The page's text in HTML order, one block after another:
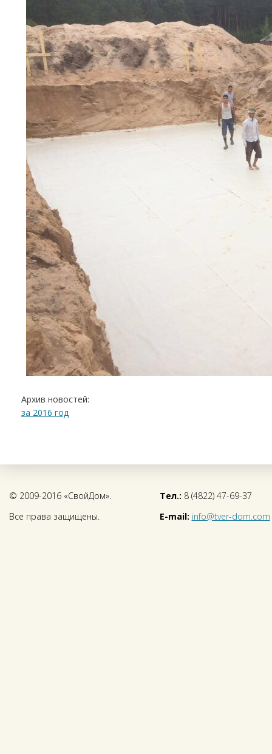
Архив новостей:
за 2016 год
© 2009-2016 «СвойДом».
Все права защищены.
Тел.: 8 (4822) 47-69-37
E-mail: info@tver-dom.com